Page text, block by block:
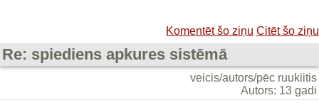
Komentēt šo ziņu Citēt šo ziņu
Re: spiediens apkures sistēmā
veicis/autors/pēc ruukiitis
Autors: 13 gadi